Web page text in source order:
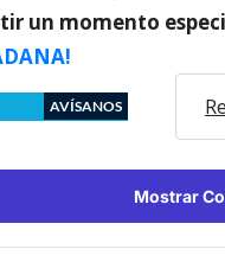
un momento
AVÍSANOS
Mostrar